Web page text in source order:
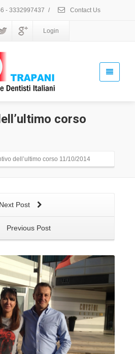
- 3332997437 / Contact Us
Login
corso
dell’ultimo corso 11/10/2014
Next Post
Previous Post